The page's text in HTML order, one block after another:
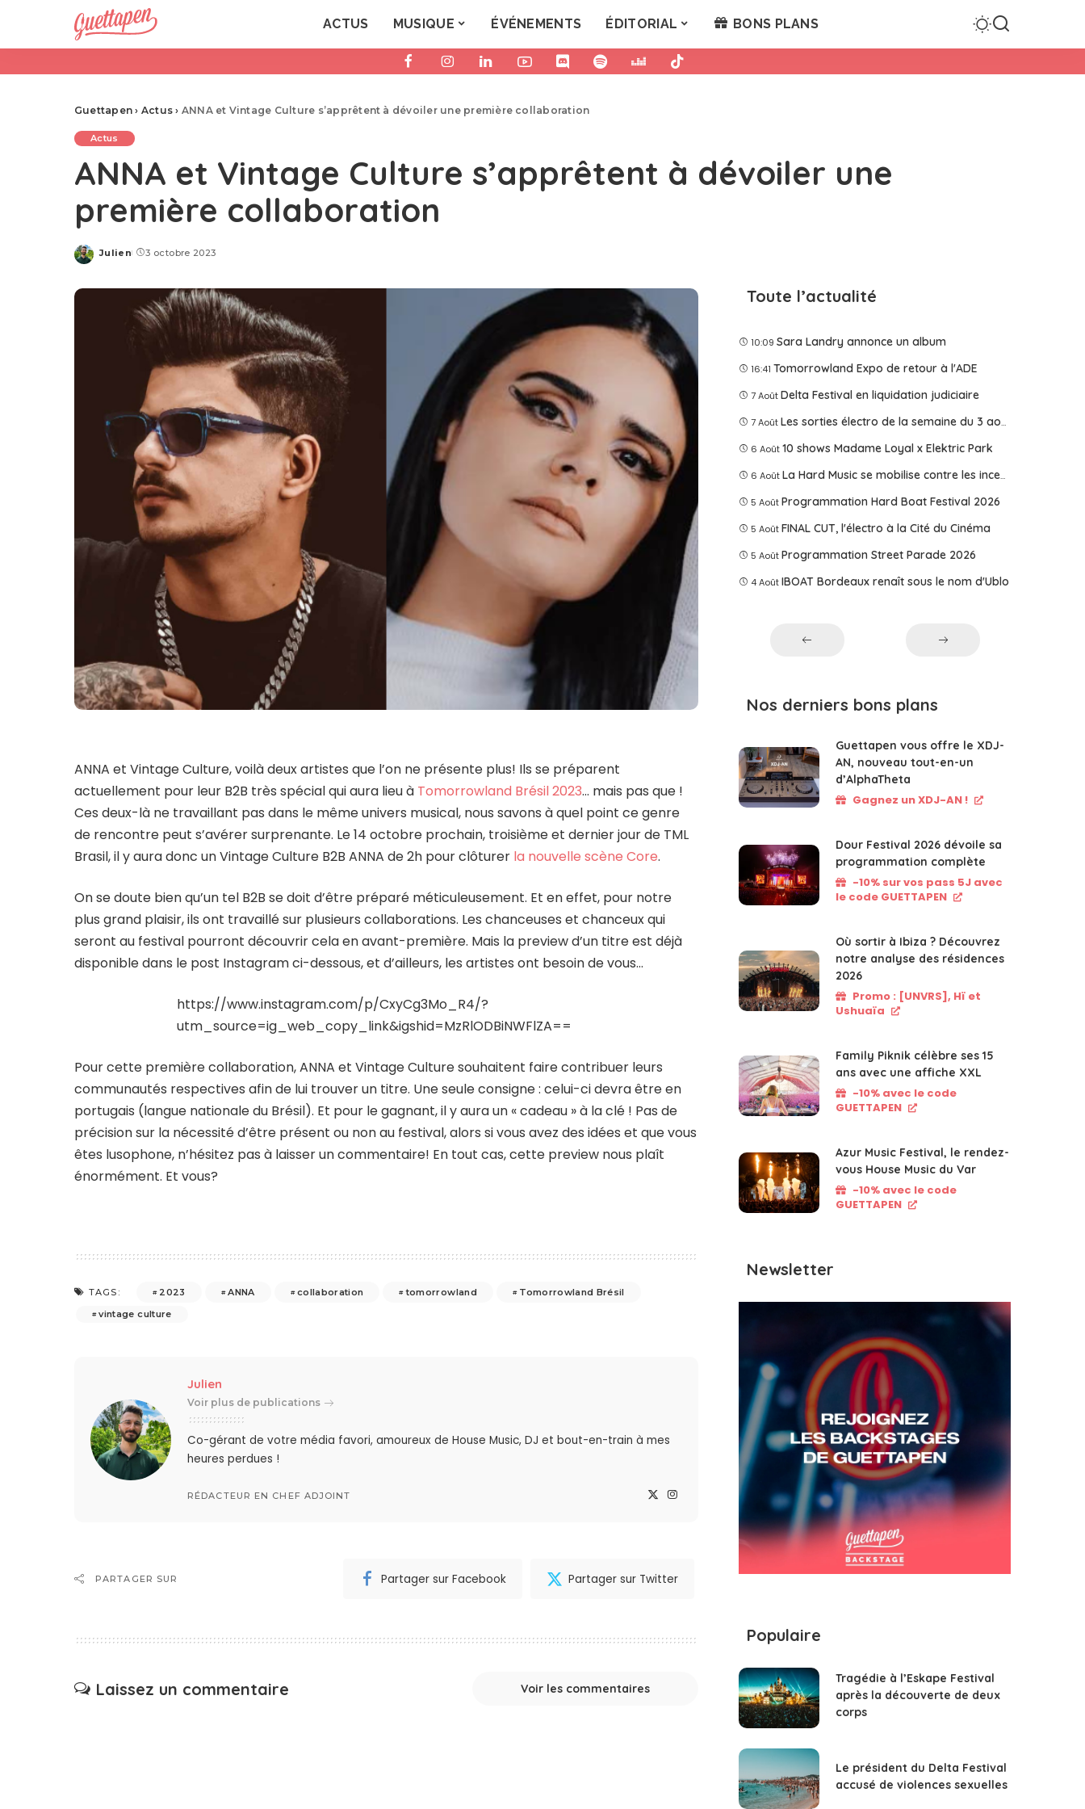
ACTUS MUSIQUE ÉVÉNEMENTS ÉDITORIAL BONS PLANS
Guettapen › Actus › ANNA et Vintage Culture s’apprêtent à dévoiler une première collaboration
Actus
ANNA et Vintage Culture s’apprêtent à dévoiler une
première collaboration
Posted
Julien 3 octobre 2023
ANNA et Vintage Culture, voilà deux artistes que l’on ne présente plus! Ils se préparent
actuellement pour leur B2B très spécial qui aura lieu à Tomorrowland Brésil 2023… mais pas que !
Ces deux-là ne travaillant pas dans le même univers musical, nous savons à quel point ce genre
de rencontre peut s’avérer surprenante. Le 14 octobre prochain, troisième et dernier jour de TML
Brasil, il y aura donc un Vintage Culture B2B ANNA de 2h pour clôturer la nouvelle scène Core.
On se doute bien qu’un tel B2B se doit d’être préparé méticuleusement. Et en effet, pour notre
plus grand plaisir, ils ont travaillé sur plusieurs collaborations. Les chanceuses et chanceux qui
seront au festival pourront découvrir cela en avant-première. Mais la preview d’un titre est déjà
disponible dans le post Instagram ci-dessous, et d’ailleurs, les artistes ont besoin de vous…
https://www.instagram.com/p/CxyCg3Mo_R4/?
utm_source=ig_web_copy_link&igshid=MzRlODBiNWFlZA==
Pour cette première collaboration, ANNA et Vintage Culture souhaitent faire contribuer leurs
communautés respectives afin de lui trouver un titre. Une seule consigne : celui-ci devra être en
portugais (langue nationale du Brésil). Et pour le gagnant, il y aura un « cadeau » à la clé ! Pas de
précision sur la nécessité d’être présent ou non au festival, alors si vous avez des idées et que vous
êtes lusophone, n’hésitez pas à laisser un commentaire! En tout cas, cette preview nous plaît
énormément. Et vous?
TAGS: 2023 ANNA collaboration tomorrowland
Tomorrowland Brésil
vintage culture
Julien
Voir plus de publications
Co-gérant de votre média favori, amoureux de House Music, DJ et bout-en-train à mes
heures perdues !
RÉDACTEUR EN CHEF ADJOINT
PARTAGER SUR Partager sur Facebook Partager sur Twitter
Laissez un commentaire Voir les commentaires
Toute l’actualité
10:09 Sara Landry annonce un album
16:41 Tomorrowland Expo de retour à l'ADE
7 Août Delta Festival en liquidation judiciaire
7 Août Les sorties électro de la semaine du 3 août 2026
6 Août 10 shows Madame Loyal x Elektric Park
6 Août La Hard Music se mobilise contre les incendies
5 Août Programmation Hard Boat Festival 2026
5 Août FINAL CUT, l'électro à la Cité du Cinéma
5 Août Programmation Street Parade 2026
4 Août IBOAT Bordeaux renaît sous le nom d'Ublo
Nos derniers bons plans
Guettapen vous offre le XDJ-
AN, nouveau tout-en-un
d’AlphaTheta
Gagnez un XDJ-AN !
Dour Festival 2026 dévoile sa
programmation complète
-10% sur vos pass 5J avec
le code GUETTAPEN
Où sortir à Ibiza ? Découvrez
notre analyse des résidences
2026
Promo : [UNVRS], Hï et
Ushuaïa
Family Piknik célèbre ses 15
ans avec une affiche XXL
-10% avec le code
GUETTAPEN
Azur Music Festival, le rendez-
vous House Music du Var
-10% avec le code
GUETTAPEN
Newsletter
Populaire
Tragédie à l’Eskape Festival
après la découverte de deux
corps
Le président du Delta Festival
accusé de violences sexuelles